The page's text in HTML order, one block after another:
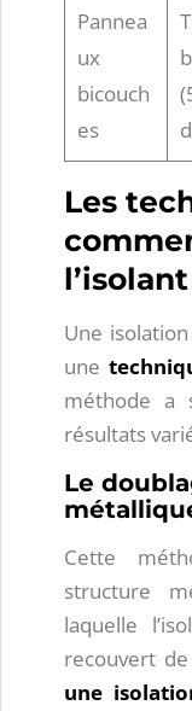
Pannea
ux
bicouch
es
Les
Une
une
méthode a
résultats
Le
Cette
structure
laquelle
recouvert
une